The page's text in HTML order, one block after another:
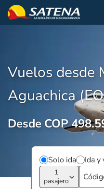
Vuelos desde
Aguachica
Desde COP
Solo ida Ida y
1
pasajero